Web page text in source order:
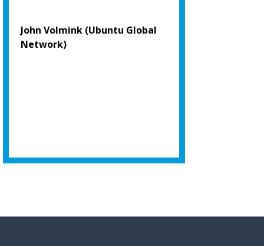
John Volmink (Ubuntu Global
Network)